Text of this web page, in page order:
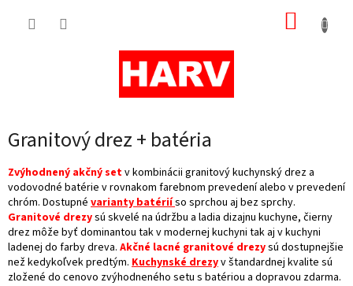
Granitový drez + batéria
Zvýhodnený akčný setv kombinácii granitový kuchynský drez a
vodovodné batérie v rovnakom farebnom prevedení alebo v prevedení
chróm. Dostupné varianty batériíso sprchou aj bez sprchy.
Granitové drezysú skvelé na údržbu a ladia dizajnu kuchyne, čierny
drez môže byť dominantou tak v modernej kuchyni tak aj v kuchyni
ladenej do farby dreva. Akčné lacné granitové drezysú dostupnejšie
než kedykoľvek predtým. Kuchynské drezyv štandardnej kvalite sú
zložené do cenovo zvýhodneného setu s batériou a dopravou zdarma.